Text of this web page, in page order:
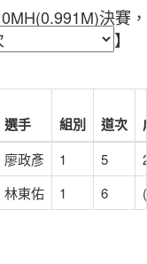
決賽，
】
選手 組別 道次
廖政彥 1 5
林東佑 1 6